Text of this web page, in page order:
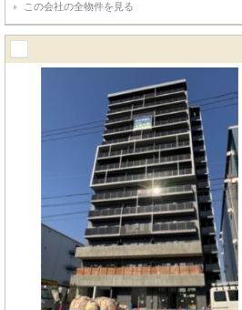
この会社の全物件を見る